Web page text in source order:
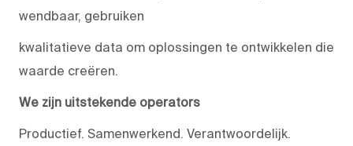
wendbaar, gebruiken
kwalitatieve data om oplossingen te ontwikkelen die
waarde creëren.
We zijn uitstekende operators
Productief. Samenwerkend. Verantwoordelijk.